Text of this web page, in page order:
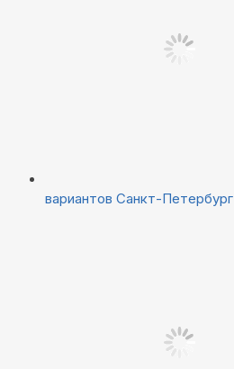
вариантов Санкт-Петербург